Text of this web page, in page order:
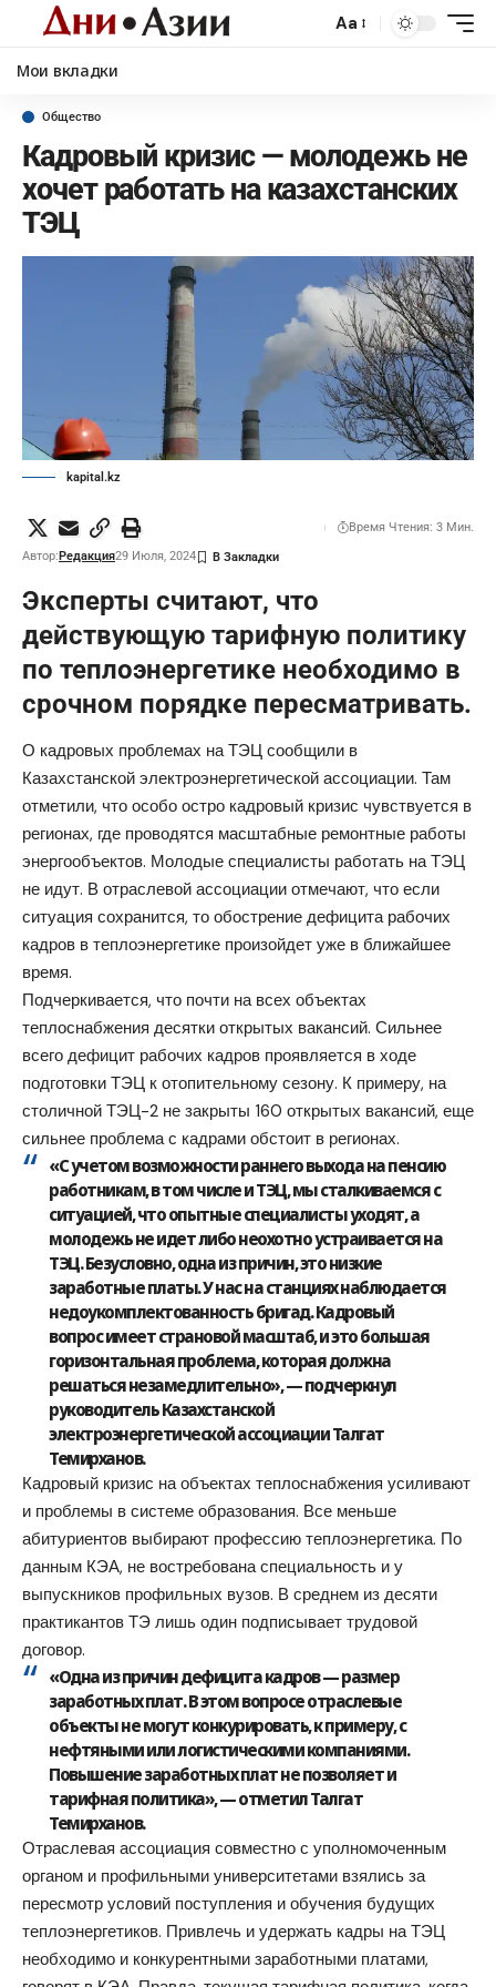
Aa
Мои вкладки
Общество
Кадровый кризис — молодежь не
хочет работать на казахстанских
ТЭЦ
kapital.kz
Автор:Редакция29 Июля, 2024
Время Чтения: 3 Мин.
Эксперты считают, что
действующую тарифную политику
по теплоэнергетике необходимо в
срочном порядке пересматривать.
О кадровых проблемах на ТЭЦ сообщили в
Казахстанской электроэнергетической ассоциации. Там
отметили, что особо остро кадровый кризис чувствуется в
регионах, где проводятся масштабные ремонтные работы
энергообъектов. Молодые специалисты работать на ТЭЦ
не идут. В отраслевой ассоциации отмечают, что если
ситуация сохранится, то обострение дефицита рабочих
кадров в теплоэнергетике произойдет уже в ближайшее
время.
Подчеркивается, что почти на всех объектах
теплоснабжения десятки открытых вакансий. Сильнее
всего дефицит рабочих кадров проявляется в ходе
подготовки ТЭЦ к отопительному сезону. К примеру, на
столичной ТЭЦ-2 не закрыты 160 открытых вакансий, еще
сильнее проблема с кадрами обстоит в регионах.
«С учетом возможности раннего выхода на пенсию
работникам, в том числе и ТЭЦ, мы сталкиваемся с
ситуацией, что опытные специалисты уходят, а
молодежь не идет либо неохотно устраивается на
ТЭЦ. Безусловно, одна из причин, это низкие
заработные платы. У нас на станциях наблюдается
недоукомплектованность бригад. Кадровый
вопрос имеет страновой масштаб, и это большая
горизонтальная проблема, которая должна
решаться незамедлительно», — подчеркнул
руководитель Казахстанской
электроэнергетической ассоциации Талгат
Темирханов.
Кадровый кризис на объектах теплоснабжения усиливают
и проблемы в системе образования. Все меньше
абитуриентов выбирают профессию теплоэнергетика. По
данным КЭА, не востребована специальность и у
выпускников профильных вузов. В среднем из десяти
практикантов ТЭ лишь один подписывает трудовой
договор.
«Одна из причин дефицита кадров — размер
заработных плат. В этом вопросе отраслевые
объекты не могут конкурировать, к примеру, с
нефтяными или логистическими компаниями.
Повышение заработных плат не позволяет и
тарифная политика», — отметил Талгат
Темирханов.
Отраслевая ассоциация совместно с уполномоченным
органом и профильными университетами взялись за
пересмотр условий поступления и обучения будущих
теплоэнергетиков. Привлечь и удержать кадры на ТЭЦ
необходимо и конкурентными заработными платами,